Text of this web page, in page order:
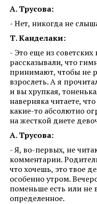
А. Трусова:
- Нет, никогда не
Т. Канделаки:
- Это еще из
рассказывали, что
принимают, чтобы не
взрослеть. А я
и вы хрупкая,
наверняка читаете,
какие-то абсолютно
на жесткой диете
А. Трусова:
- Я, во-первых, не
комментарии.
что хочешь, это твое
особенно утром.
поменьше есть или не
определенное.